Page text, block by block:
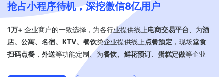
抢占小程序待机，深挖微信8亿用户
1万+ 企业商户的一致选择，为各行业提供线上电商交易平台 、为酒
店、公寓、名宿、KTV、餐饮类企业提供线上 点餐预定 ，现场堂食
扫码点餐 ， 外送等功能定制、 为餐饮、鲜花预订、蛋糕定做等企业
提供小程序解决方案，助力商业市场布局；